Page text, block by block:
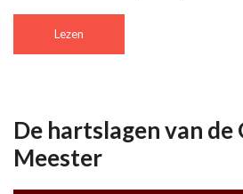
Lezen
De hartslagen van de
Meester